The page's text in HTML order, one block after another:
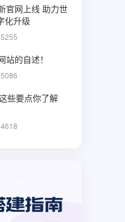
官网上线 助力世
化升级
5255
的自述！
5086
些要点你了解
4618